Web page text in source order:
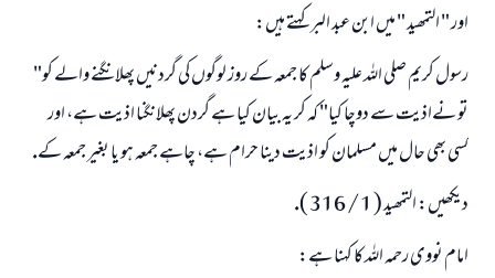
اور " التمھيد " ميں ابن عبد البر كہتے ہيں:
رسول كريم صلى اللہ عليہ وسلم كا جمعہ كے روز لوگوں كى گردنيں پھلانگنے والے كو"
تو نےاذيت سے دوچا كيا" كہ كر يہ بيان كيا ہے گردن پھلانگنا اذيت ہے، اور
كسى بھى حال ميں مسلمان كو اذيت دينا حرام ہے، چاہے جمعہ ہو يا بغير جمعہ كے.
ديكھيں: التمھيد ( 1 / 316 ).
امام نووى رحمہ اللہ كا كہنا ہے: